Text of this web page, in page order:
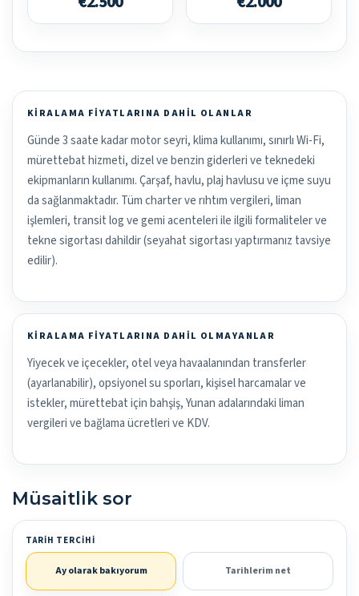
KIRALAMA FIYATLARINA DAHIL OLANLAR
Günde 3 saate kadar motor seyri, klima kullanımı, sınırlı Wi-Fi,
mürettebat hizmeti, dizel ve benzin giderleri ve teknedeki
ekipmanların kullanımı. Çarşaf, havlu, plaj havlusu ve içme suyu
da sağlanmaktadır. Tüm charter ve rıhtım vergileri, liman
işlemleri, transit log ve gemi acenteleri ile ilgili formaliteler ve
tekne sigortası dahildir (seyahat sigortası yaptırmanız tavsiye
edilir).
KIRALAMA FIYATLARINA DAHIL OLMAYANLAR
Yiyecek ve içecekler, otel veya havaalanından transferler
(ayarlanabilir), opsiyonel su sporları, kişisel harcamalar ve
istekler, mürettebat için bahşiş, Yunan adalarındaki liman
vergileri ve bağlama ücretleri ve KDV.
Müsaitlik sor
TARIH TERCIHI
Ay olarak bakıyorum Tarihlerim net